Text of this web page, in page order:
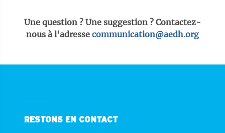
Une question ? Une suggestion ? Contactez-
nous à l’adresse communication@aedh.org
RESTONS EN CONTACT